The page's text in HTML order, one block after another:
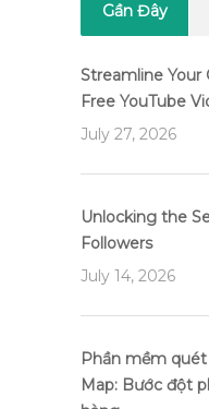
Gần Đây
Streamline
Free YouTube
July 27, 2026
Unlocking the
Followers
July 14, 2026
Phần mềm
Map: Bước đột